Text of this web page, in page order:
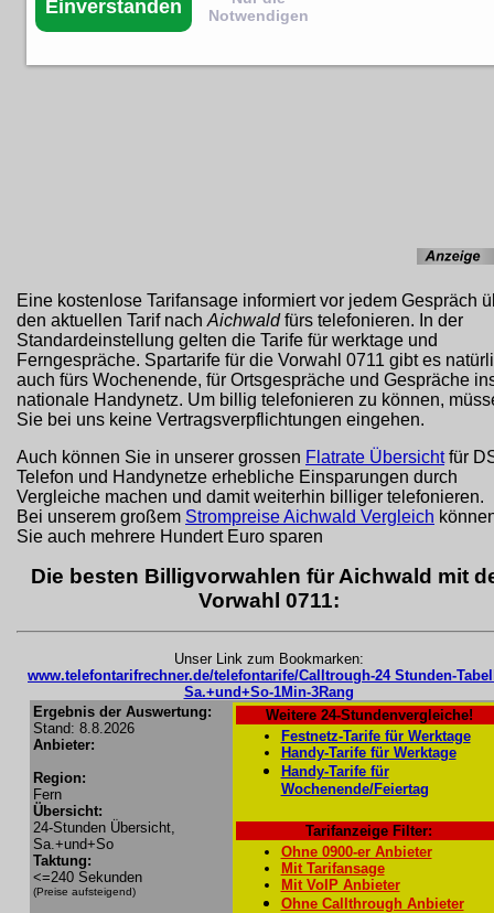
Eine kostenlose Tarifansage informiert vor jedem Gespräch
den aktuellen Tarif nach Aichwaldfürs telefonieren. In der
Standardeinstellung gelten die Tarife für werktage und
Ferngespräche. Spartarife für die Vorwahl 0711 gibt es
auch fürs Wochenende, für Ortsgespräche und Gespräche
nationale Handynetz. Um billig telefonieren zu können,
Sie bei uns keine Vertragsverpflichtungen eingehen.
Auch können Sie in unserer grossen Flatrate Übersichtfür
Telefon und Handynetze erhebliche Einsparungen durch
Vergleiche machen und damit weiterhin billiger telefonieren.
Bei unserem großem Strompreise Aichwald Vergleich
Sie auch mehrere Hundert Euro sparen
Die besten Billigvorwahlen für Aichwald mit
Vorwahl 0711:
Unser Link zum Bookmarken:
www.telefontarifrechner.de/telefontarife/Calltrough-24 Stunden-
Sa.+und+So-1Min-3Rang
Ergebnis der Auswertung:
Stand: 8.8.2026
Anbieter:
Region:
Fern
Übersicht:
24-Stunden Übersicht,
Sa.+und+So
Taktung:
<=240 Sekunden
(Preise aufsteigend)
Weitere 24-Stundenvergleiche!
Festnetz-Tarife für Werktage
Handy-Tarife für Werktage
Handy-Tarife für
Wochenende/Feiertag
Tarifanzeige Filter:
Ohne 0900-er Anbieter
Mit Tarifansage
Mit VoIP Anbieter
Ohne Callthrough Anbieter
Einverstanden
Notwendigen